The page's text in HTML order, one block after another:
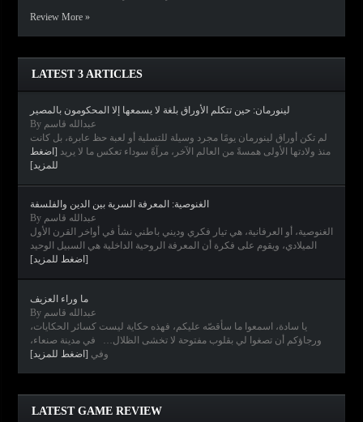
Review More »
LATEST 3 ARTICLES
لينورمان: حين تتكلم الأوراق بلغة لا يسمعها إلا المحكومون بالمصير
By عبدالله قاسم
لم تكن أوراق لينورمان يومًا مجرد وسيلة للتسلية أو لعبة حظ عابرة، بل كانت
منذ ولادتها الأولى همسةً من العالم الآخر، مرآةً سوداء تعكس ما لا يريد [اضغط
للمزيد]
الغنوصية: المعرفة السرية بين الدين والفلسفة
By عبدالله قاسم
الغنوصية، أو العرفانية، هي تيار فكري وديني باطني نشأ في أواخر القرن الأول
الميلادي، ويقوم على فكرة أن المعرفة الروحية الداخلية هي السبيل الوحيد
[اضغط للمزيد]
ما وراء العزيف
By عبدالله قاسم
يا سادة، اسمعوا ما سأقصّه عليكم، فهذه حكاية ليست كسائر الحكايات،
ورجاؤكم أن تصغوا لي بقلوب مفتوحة لا تخشى الظلال… في مدينة صنعاء،
وفي [اضغط للمزيد]
LATEST GAME REVIEW
Clair Obscur: Expedition 33
Diablo IV
Elden Ring
Horizon Forbidden West